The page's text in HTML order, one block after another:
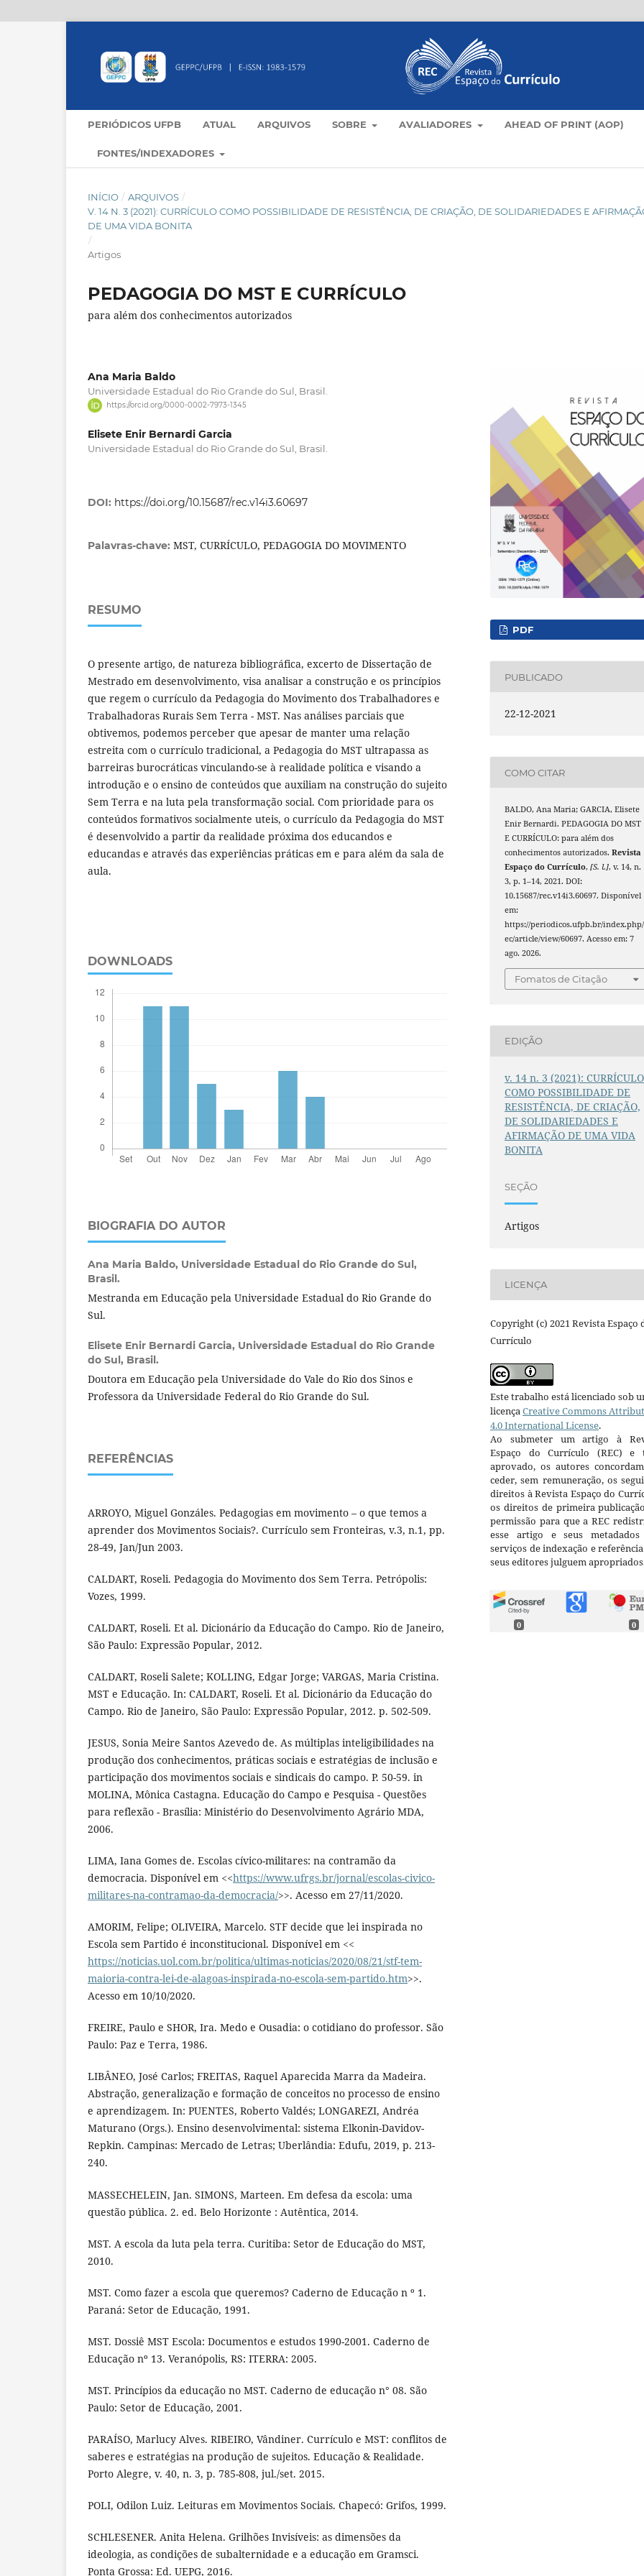
PERIÓDICOS UFPB ATUAL ARQUIVOS SOBRE AVALIADORES AHEAD OF PRINT (AOP)
FONTES/INDEXADORES
INÍCIO / ARQUIVOS /
V. 14 N. 3 (2021): CURRÍCULO COMO POSSIBILIDADE DE RESISTÊNCIA, DE CRIAÇÃO, DE SOLIDARIEDADES E
DE UMA VIDA BONITA
/
Artigos
PEDAGOGIA DO MST E CURRÍCULO
para além dos conhecimentos autorizados
Ana Maria Baldo
Universidade Estadual do Rio Grande do Sul, Brasil.
https://orcid.org/0000-0002-7973-1345
Elisete Enir Bernardi Garcia
Universidade Estadual do Rio Grande do Sul, Brasil.
DOI: https://doi.org/10.15687/rec.v14i3.60697
Palavras-chave: MST, CURRÍCULO, PEDAGOGIA DO MOVIMENTO
RESUMO
O presente artigo, de natureza bibliográfica, excerto de Dissertação de
Mestrado em desenvolvimento, visa analisar a construção e os princípios
que regem o currículo da Pedagogia do Movimento dos Trabalhadores e
Trabalhadoras Rurais Sem Terra - MST. Nas análises parciais que
obtivemos, podemos perceber que apesar de manter uma relação
estreita com o currículo tradicional, a Pedagogia do MST ultrapassa as
barreiras burocráticas vinculando-se à realidade política e visando a
introdução e o ensino de conteúdos que auxiliam na construção do sujeito
Sem Terra e na luta pela transformação social. Com prioridade para os
conteúdos formativos socialmente uteis, o currículo da Pedagogia do MST
é desenvolvido a partir da realidade próxima dos educandos e
educandas e através das experiências práticas em e para além da sala de
aula.
DOWNLOADS
BIOGRAFIA DO AUTOR
Ana Maria Baldo, Universidade Estadual do Rio Grande do Sul,
Brasil.
Mestranda em Educação pela Universidade Estadual do Rio Grande do
Sul.
Elisete Enir Bernardi Garcia, Universidade Estadual do Rio Grande
do Sul, Brasil.
Doutora em Educação pela Universidade do Vale do Rio dos Sinos e
Professora da Universidade Federal do Rio Grande do Sul.
REFERÊNCIAS
ARROYO, Miguel Gonzáles. Pedagogias em movimento – o que temos a
aprender dos Movimentos Sociais?. Currículo sem Fronteiras, v.3, n.1, pp.
28-49, Jan/Jun 2003.
CALDART, Roseli. Pedagogia do Movimento dos Sem Terra. Petrópolis:
Vozes, 1999.
CALDART, Roseli. Et al. Dicionário da Educação do Campo. Rio de Janeiro,
São Paulo: Expressão Popular, 2012.
CALDART, Roseli Salete; KOLLING, Edgar Jorge; VARGAS, Maria Cristina.
MST e Educação. In: CALDART, Roseli. Et al. Dicionário da Educação do
Campo. Rio de Janeiro, São Paulo: Expressão Popular, 2012. p. 502-509.
JESUS, Sonia Meire Santos Azevedo de. As múltiplas inteligibilidades na
produção dos conhecimentos, práticas sociais e estratégias de inclusão e
participação dos movimentos sociais e sindicais do campo. P. 50-59. in
MOLINA, Mônica Castagna. Educação do Campo e Pesquisa - Questões
para reflexão - Brasília: Ministério do Desenvolvimento Agrário MDA,
2006.
LIMA, Iana Gomes de. Escolas cívico-militares: na contramão da
democracia. Disponível em <<https://www.ufrgs.br/jornal/escolas-civico-
militares-na-contramao-da-democracia/>>. Acesso em 27/11/2020.
AMORIM, Felipe; OLIVEIRA, Marcelo. STF decide que lei inspirada no
Escola sem Partido é inconstitucional. Disponível em <<
https://noticias.uol.com.br/politica/ultimas-noticias/2020/08/21/stf-tem-
maioria-contra-lei-de-alagoas-inspirada-no-escola-sem-partido.htm>>.
Acesso em 10/10/2020.
FREIRE, Paulo e SHOR, Ira. Medo e Ousadia: o cotidiano do professor. São
Paulo: Paz e Terra, 1986.
LIBÂNEO, José Carlos; FREITAS, Raquel Aparecida Marra da Madeira.
Abstração, generalização e formação de conceitos no processo de ensino
e aprendizagem. In: PUENTES, Roberto Valdés; LONGAREZI, Andréa
Maturano (Orgs.). Ensino desenvolvimental: sistema Elkonin-Davidov-
Repkin. Campinas: Mercado de Letras; Uberlândia: Edufu, 2019, p. 213-
240.
MASSECHELEIN, Jan. SIMONS, Marteen. Em defesa da escola: uma
questão pública. 2. ed. Belo Horizonte : Autêntica, 2014.
MST. A escola da luta pela terra. Curitiba: Setor de Educação do MST,
2010.
MST. Como fazer a escola que queremos? Caderno de Educação n º 1.
Paraná: Setor de Educação, 1991.
MST. Dossiê MST Escola: Documentos e estudos 1990-2001. Caderno de
Educação nº 13. Veranópolis, RS: ITERRA: 2005.
MST. Princípios da educação no MST. Caderno de educação n° 08. São
Paulo: Setor de Educação, 2001.
PARAÍSO, Marlucy Alves. RIBEIRO, Vândiner. Currículo e MST: conflitos de
saberes e estratégias na produção de sujeitos. Educação & Realidade.
Porto Alegre, v. 40, n. 3, p. 785-808, jul./set. 2015.
POLI, Odilon Luiz. Leituras em Movimentos Sociais. Chapecó: Grifos, 1999.
SCHLESENER. Anita Helena. Grilhões Invisíveis: as dimensões da
ideologia, as condições de subalternidade e a educação em Gramsci.
Ponta Grossa: Ed. UEPG, 2016.
PDF
PUBLICADO
22-12-2021
COMO CITAR
BALDO, Ana Maria; GARCIA, Elisete
Enir Bernardi. PEDAGOGIA DO MST
E CURRÍCULO: para além dos
conhecimentos autorizados.Revista
Espaço do Currículo,[S. l.], v. 14, n.
3, p. 1–14, 2021. DOI:
10.15687/rec.v14i3.60697. Disponível
em:
https://periodicos.ufpb.br/
ec/article/view/60697. Acesso em: 7
ago. 2026.
Fomatos de Citação
EDIÇÃO
v. 14 n. 3 (2021): CURRÍCULO
COMO POSSIBILIDADE DE
RESISTÊNCIA, DE CRIAÇÃO,
DE SOLIDARIEDADES E
AFIRMAÇÃO DE UMA VIDA
BONITA
SEÇÃO
Artigos
LICENÇA
Copyright (c) 2021 Revista Espaço
Currículo
Este trabalho está licenciado sob
licençaCreative Commons
4.0 International License.
Ao submeter um artigo à
Espaço do Currículo (REC) e
aprovado, os autores
ceder, sem remuneração, os
direitos à Revista Espaço do
os direitos de primeira
permissão para que a REC
esse artigo e seus metadados
serviços de indexação e
seus editores julguem
0 0